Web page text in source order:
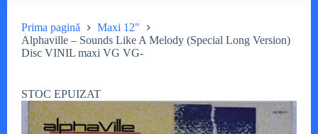
Prima pagină
Maxi 12"
Alphaville – Sounds Like A Melody (Special Long Version)
Disc VINIL maxi VG VG-
STOC EPUIZAT